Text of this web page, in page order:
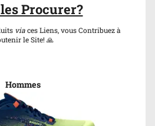
Procurer?
viaces Liens, vous Contribuez à
le Site! 🙏
Hommes